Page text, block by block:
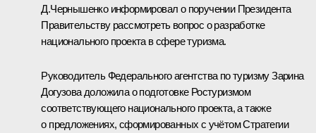
Д.Чернышенко информировал о поручении Президента
Правительству рассмотреть вопрос о разработке
национального проекта в сфере туризма.
Руководитель Федерального агентства по туризму Зарина
Догузова доложила о подготовке Ростуризмом
соответствующего национального проекта, а также
о предложениях, сформированных с учётом Стратегии